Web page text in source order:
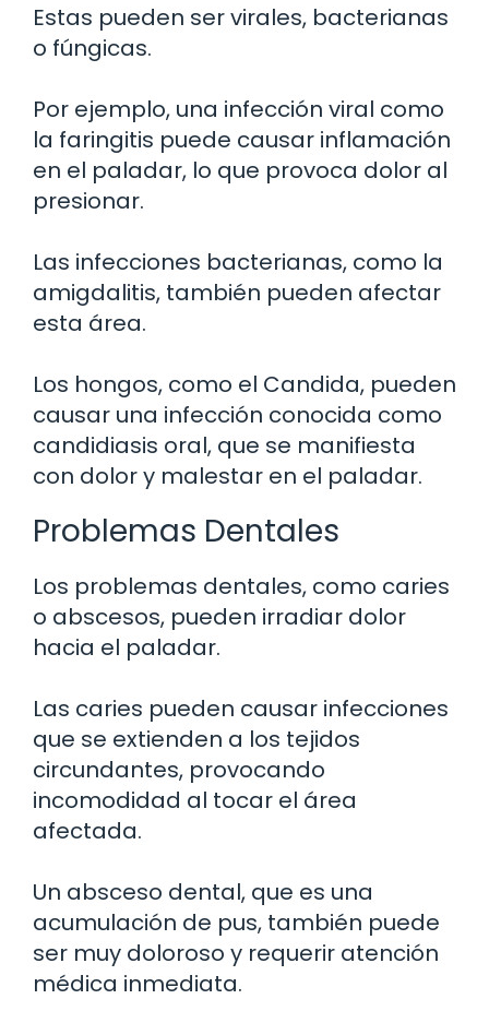
Estas pueden ser virales, bacterianas
o fúngicas.
Por ejemplo, una infección viral como
la faringitis puede causar inflamación
en el paladar, lo que provoca dolor al
presionar.
Las infecciones bacterianas, como la
amigdalitis, también pueden afectar
esta área.
Los hongos, como el Candida, pueden
causar una infección conocida como
candidiasis oral, que se manifiesta
con dolor y malestar en el paladar.
Problemas Dentales
Los problemas dentales, como caries
o abscesos, pueden irradiar dolor
hacia el paladar.
Las caries pueden causar infecciones
que se extienden a los tejidos
circundantes, provocando
incomodidad al tocar el área
afectada.
Un absceso dental, que es una
acumulación de pus, también puede
ser muy doloroso y requerir atención
médica inmediata.